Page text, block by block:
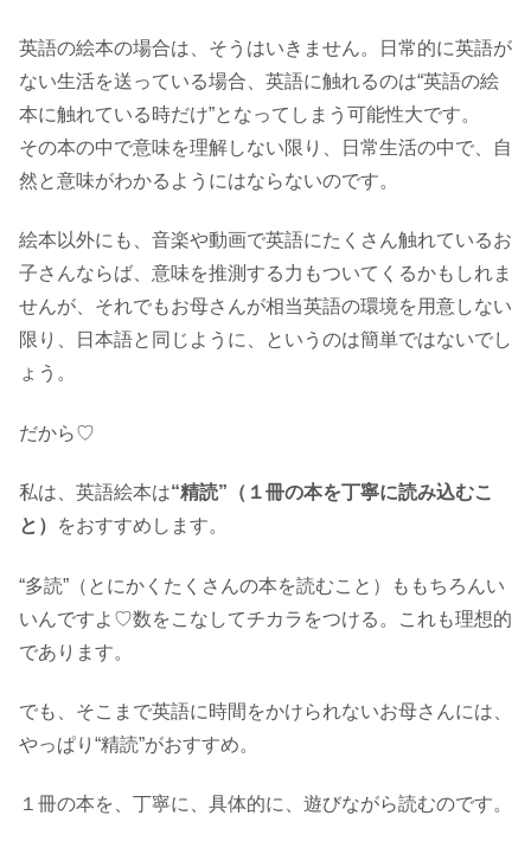
英語の絵本の場合は、そうはいきません。日常的に英語が
ない生活を送っている場合、英語に触れるのは“英語の絵
本に触れている時だけ”となってしまう可能性大です。
その本の中で意味を理解しない限り、日常生活の中で、自
然と意味がわかるようにはならないのです。
絵本以外にも、音楽や動画で英語にたくさん触れているお
子さんならば、意味を推測する力もついてくるかもしれま
せんが、それでもお母さんが相当英語の環境を用意しない
限り、日本語と同じように、というのは簡単ではないでし
ょう。
だから♡
私は、英語絵本は“精読”（１冊の本を丁寧に読み込むこ
と）
をおすすめします。
“多読”（とにかくたくさんの本を読むこと）ももちろんい
いんですよ♡数をこなしてチカラをつける。これも理想的
であります。
でも、そこまで英語に時間をかけられないお母さんには、
やっぱり“精読”がおすすめ。
１冊の本を、丁寧に、具体的に、遊びながら読むのです。